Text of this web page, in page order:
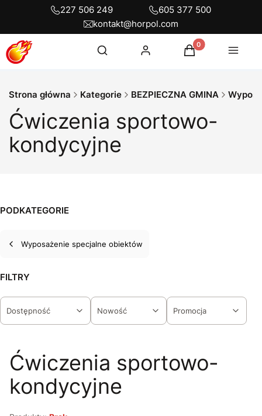
227 506 249
605 377 500
kontakt@horpol.com
Otwórz wyszukiwarkę
Szukaj Zaloguj się Produkty w
Koszyk Menu
Strona główna Kategorie BEZPIECZNA GMINA
Ćwiczenia sportowo-
kondycyjne
PODKATEGORIE
Wyposażenie specjalne obiektów
FILTRY
Dostępność Nowość Promocja
Ćwiczenia sportowo-
kondycyjne